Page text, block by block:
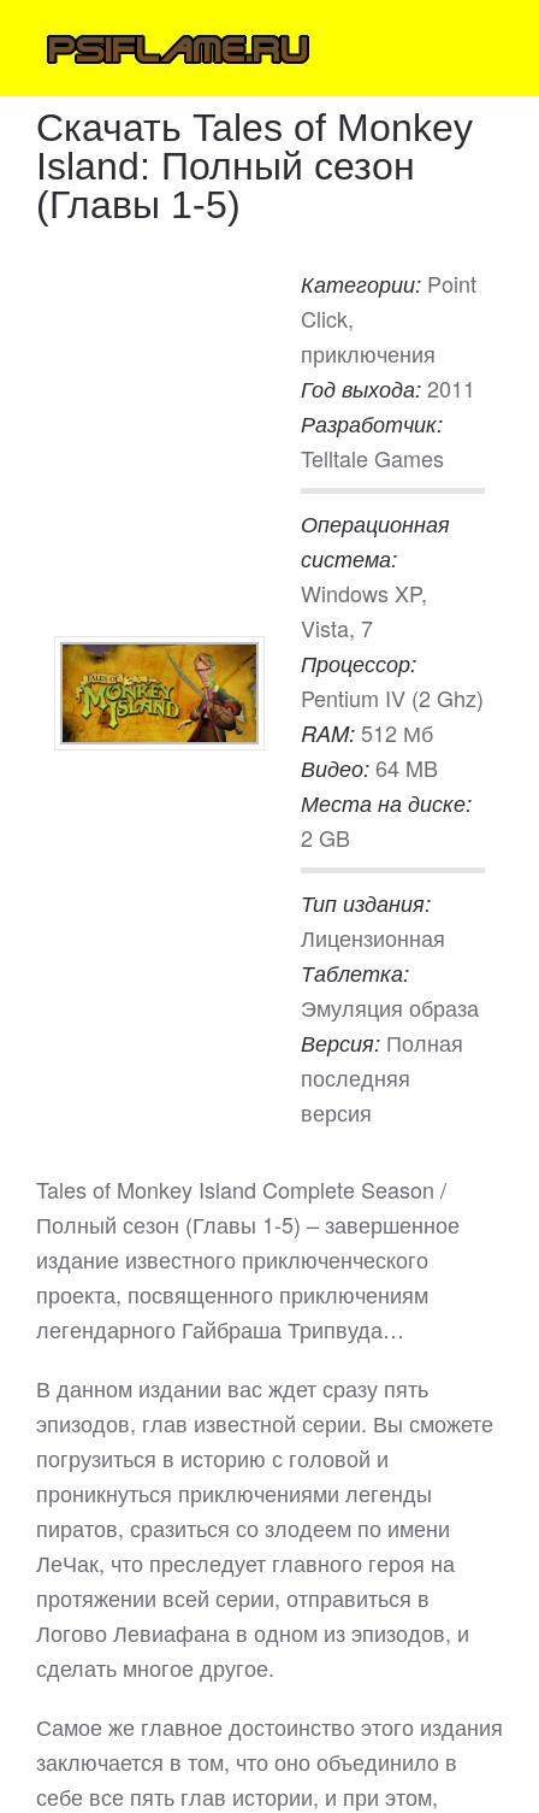
Скачать Tales of Monkey
Island: Полный сезон
(Главы 1-5)
Категории: Point
Click,
приключения
Год выхода: 2011
Разработчик:
Telltale Games
Операционная
система:
Windows XP,
Vista, 7
Процессор:
Pentium IV (2 Ghz)
RAM: 512 Мб
Видео: 64 MB
Места на диске:
2 GB
Тип издания:
Лицензионная
Таблетка:
Эмуляция образа
Версия: Полная
последняя
версия
Tales of Monkey Island Complete Season /
Полный сезон (Главы 1-5) – завершенное
издание известного приключенческого
проекта, посвященного приключениям
легендарного Гайбраша Трипвуда…
В данном издании вас ждет сразу пять
эпизодов, глав известной серии. Вы сможете
погрузиться в историю с головой и
проникнуться приключениями легенды
пиратов, сразиться со злодеем по имени
ЛеЧак, что преследует главного героя на
протяжении всей серии, отправиться в
Логово Левиафана в одном из эпизодов, и
сделать многое другое.
Самое же главное достоинство этого издания
заключается в том, что оно объединило в
себе все пять глав истории, и при этом,